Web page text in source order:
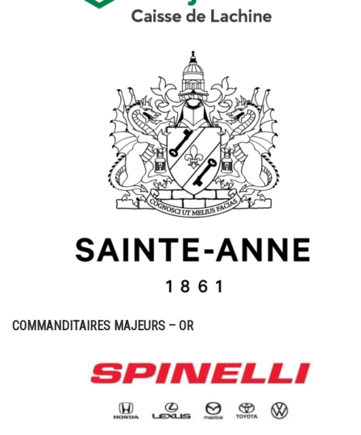
COMMANDITAIRES MAJEURS – OR